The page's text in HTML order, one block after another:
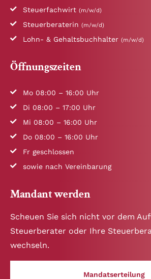
Steuerfachwirt (m/w/d)
Steuerberaterin (m/w/d)
Lohn- & Gehaltsbuchhalter (m/w/d)
Öffnungszeiten
Mo 08:00 – 16:00 Uhr
Di 08:00 – 17:00 Uhr
Mi 08:00 – 16:00 Uhr
Do 08:00 – 16:00 Uhr
Fr geschlossen
sowie nach Vereinbarung
Mandant werden
Scheuen Sie sich nicht vor dem
Steuerberater oder Ihre
wechseln.
Mandatserteilung